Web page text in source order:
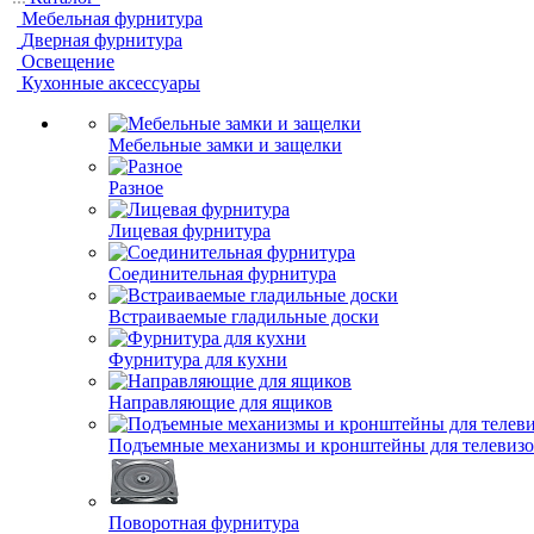
Мебельная фурнитура
Дверная фурнитура
Освещение
Кухонные аксессуары
Мебельные замки и защелки
Разное
Лицевая фурнитура
Соединительная фурнитура
Встраиваемые гладильные доски
Фурнитура для кухни
Направляющие для ящиков
Подъемные механизмы и кронштейны для
Поворотная фурнитура